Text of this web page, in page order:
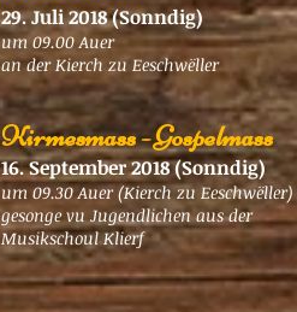
29. Juli 2018 (Sonndig)
um 09.00 Auer
an der Kierch zu Eeschwëller
Kirmesmass - Gospelmass
16. September 2018 (Sonndig)
um 09.30 Auer (Kierch zu Eeschwëller)
gesonge vu Jugendlichen aus der
Musikschoul Klierf